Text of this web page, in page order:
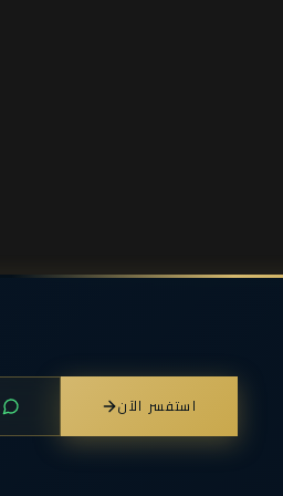
استفسر الآن